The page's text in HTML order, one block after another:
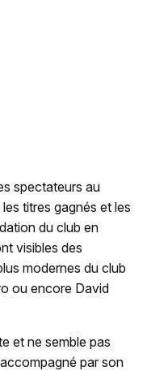
spectateurs au
titres gagnés et les
du club en
visibles des
modernes du club
ou encore David
et ne semble pas
par son